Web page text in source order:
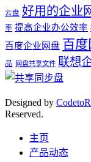
云盘 好用的企业
率 提高企业办公效率
百度企业网盘 百
品 网盘共享文件 联想
Designed by
Reserved.
主页
产品动态